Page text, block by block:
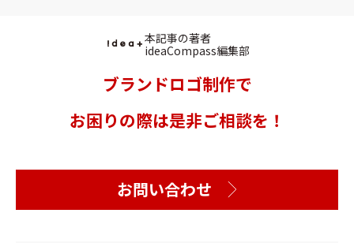
本記事の著者
ideaCompass編集部
ブランドロゴ制作で
お困りの際は是非ご相談を！
お問い合わせ